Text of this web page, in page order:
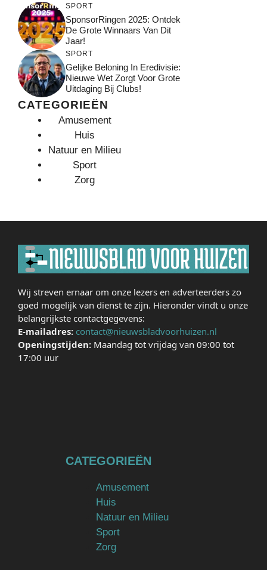
SPORT
SponsorRingen 2025: Ontdek
De Grote Winnaars Van Dit
Jaar!
SPORT
Gelijke Beloning In Eredivisie:
Nieuwe Wet Zorgt Voor Grote
Uitdaging Bij Clubs!
CATEGORIEËN
Amusement
Huis
Natuur en Milieu
Sport
Zorg
Wij streven ernaar om onze lezers en adverteerders zo
goed mogelijk van dienst te zijn. Hieronder vindt u onze
belangrijkste contactgegevens:
E-mailadres: contact@nieuwsbladvoorhuizen.nl
Openingstijden: Maandag tot vrijdag van 09:00 tot
17:00 uur
CATEGORIEËN
Amusement
Huis
Natuur en Milieu
Sport
Zorg